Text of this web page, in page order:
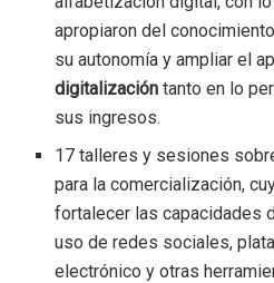
apropiaron del
su autonomía y ampliar el
digitalizacióntanto en lo
sus ingresos.
17 talleres y sesiones
para la comercialización,
fortalecer las capacidades
uso de redes sociales,
electrónico y otras